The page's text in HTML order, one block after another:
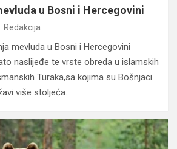
u Bosni i Hercegovini
Redakcija
mevluda u Bosni i Hercegovini
naslijeđe te vrste obreda u islamskih
Turaka,sa kojima su Bošnjaci
više stoljeća.